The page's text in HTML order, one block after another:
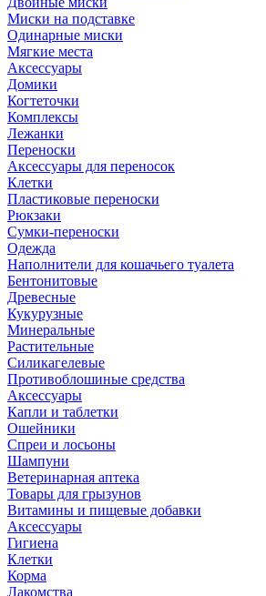
Миски на подставке
Одинарные миски
Мягкие места
Аксессуары
Домики
Когтеточки
Комплексы
Лежанки
Переноски
Аксессуары для переносок
Клетки
Пластиковые переноски
Рюкзаки
Сумки-переноски
Одежда
Наполнители для кошачьего туалета
Бентонитовые
Древесные
Кукурузные
Минеральные
Растительные
Силикагелевые
Противоблошиные средства
Аксессуары
Капли и таблетки
Ошейники
Спреи и лосьоны
Шампуни
Ветеринарная аптека
Товары для грызунов
Витамины и пищевые добавки
Аксессуары
Гигиена
Клетки
Корма
Лакомства